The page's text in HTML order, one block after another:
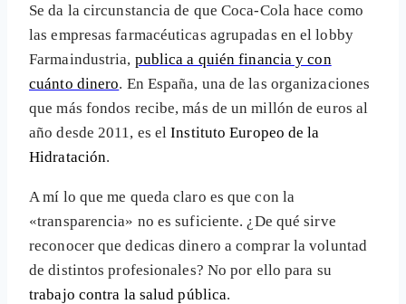
Se da la circunstancia de que Coca-Cola hace como
las empresas farmacéuticas agrupadas en el lobby
Farmaindustria, publica a quién financia y con
cuánto dinero. En España, una de las organizaciones
que más fondos recibe, más de un millón de euros al
año desde 2011, es elInstituto Europeo de la
Hidratación.
A mí lo que me queda claro es que con la
«transparencia» no es suficiente. ¿De qué sirve
reconocer que dedicas dinero a comprar la voluntad
de distintos profesionales? No por ello para su
trabajo contra la salud pública.